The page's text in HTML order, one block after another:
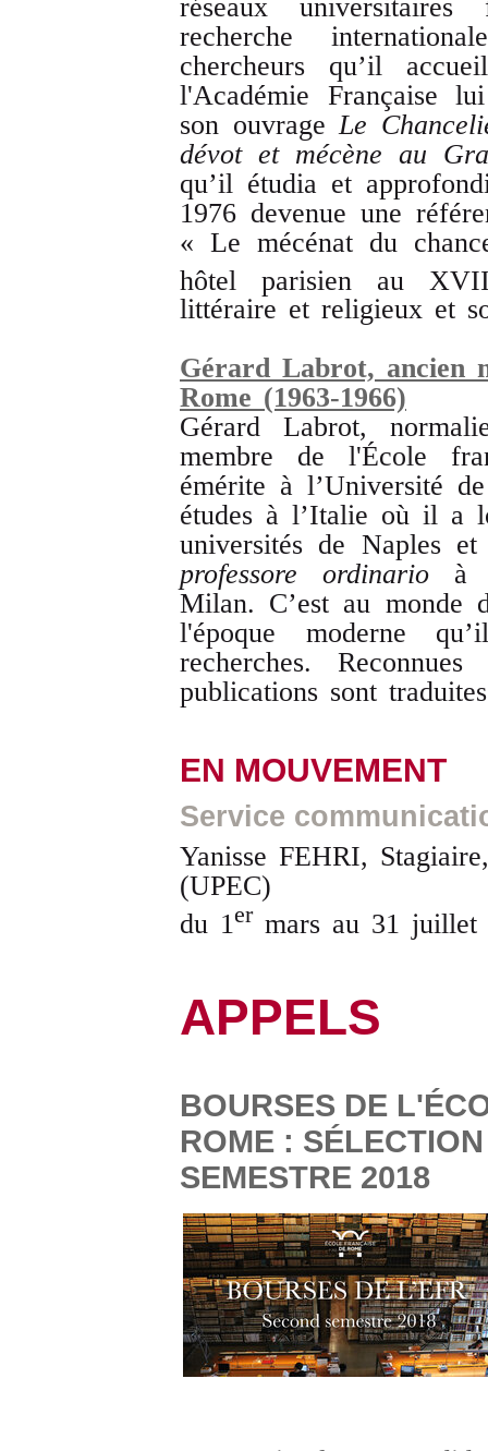
réseaux
recherche
chercheurs qu’il
l'Académie Française
son ouvrage Le
dévot et mécène au
qu’il étudia et
1976 devenue une
« Le mécénat du
hôtel parisien au
littéraire et religieux et
Gérard Labrot, ancien
Rome (1963-1966)
Gérard Labrot,
membre de l'École
émérite à l’Université
études à l’Italie où il a
universités de Naples
professore ordinario à
Milan. C’est au monde
l'époque moderne
recherches.
publications sont
EN MOUVEMENT
Service
Yanisse FEHRI,
(UPEC)
du 1ermars au 31 juillet
APPELS
BOURSES DE
ROME :
SEMESTRE 2018